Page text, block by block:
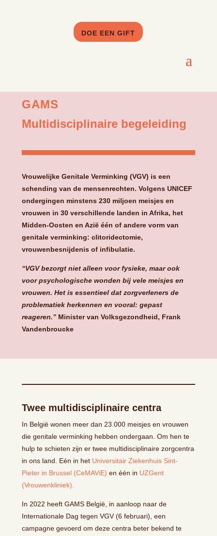
DOE EEN GIFT
GAMS
Multidisciplinaire begeleiding
Vrouwelijke Genitale Verminking (VGV) is een
schending van de mensenrechten. Volgens UNICEF
ondergingen minstens 230 miljoen meisjes en
vrouwen in 30 verschillende landen in Afrika, het
Midden-Oosten en Azië één of andere vorm van
genitale verminking: clitoridectomie,
vrouwenbesnijdenis of infibulatie.
“VGV bezorgt niet alleen voor fysieke, maar ook
voor psychologische wonden bij vele meisjes en
vrouwen. Het is essentieel dat zorgverleners de
problematiek herkennen en vooral: gepast
reageren.”Minister van Volksgezondheid, Frank
Vandenbroucke
Twee multidisciplinaire centra
In België wonen meer dan 23.000 meisjes en vrouwen
die genitale verminking hebben ondergaan. Om hen te
hulp te schieten zijn er twee multidisciplinaire zorgcentra
in ons land. Eén in het Universitair Ziekenhuis Sint-
Pieter in Brussel (CeMAViE) en één in UZGent
(Vrouwenkliniek).
In 2022 heeft GAMS België, in aanloop naar de
Internationale Dag tegen VGV (6 februari), een
campagne gevoerd om deze centra beter bekend te